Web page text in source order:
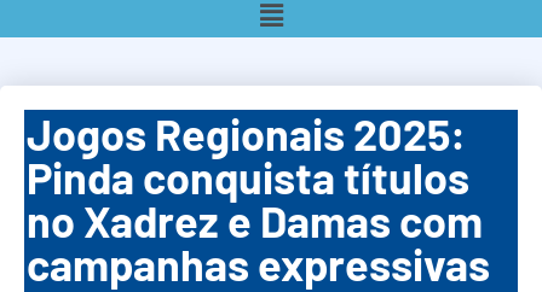
Jogos Regionais 2025:
Pinda conquista títulos
no Xadrez e Damas com
campanhas expressivas